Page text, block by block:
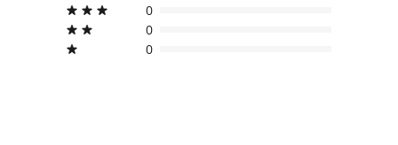
0
0
0